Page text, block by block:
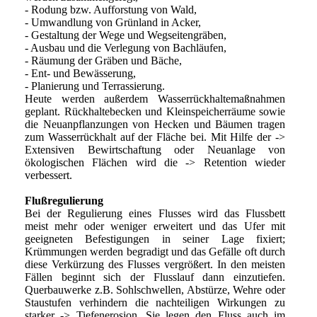
- Rodung bzw. Aufforstung von Wald,
- Umwandlung von Grünland in Acker,
- Gestaltung der Wege und Wegseitengräben,
- Ausbau und die Verlegung von Bachläufen,
- Räumung der Gräben und Bäche,
- Ent- und Bewässerung,
- Planierung und Terrassierung.
Heute werden außerdem Wasserrückhaltemaßnahmen
geplant. Rückhaltebecken und Kleinspeicherräume sowie
die Neuanpflanzungen von Hecken und Bäumen tragen
zum Wasserrückhalt auf der Fläche bei. Mit Hilfe der ->
Extensiven Bewirtschaftung oder Neuanlage von
ökologischen Flächen wird die -> Retention wieder
verbessert.
Flußregulierung
Bei der Regulierung eines Flusses wird das Flussbett
meist mehr oder weniger erweitert und das Ufer mit
geeigneten Befestigungen in seiner Lage fixiert;
Krümmungen werden begradigt und das Gefälle oft durch
diese Verkürzung des Flusses vergrößert. In den meisten
Fällen beginnt sich der Flusslauf dann einzutiefen.
Querbauwerke z.B. Sohlschwellen, Abstürze, Wehre oder
Staustufen verhindern die nachteiligen Wirkungen zu